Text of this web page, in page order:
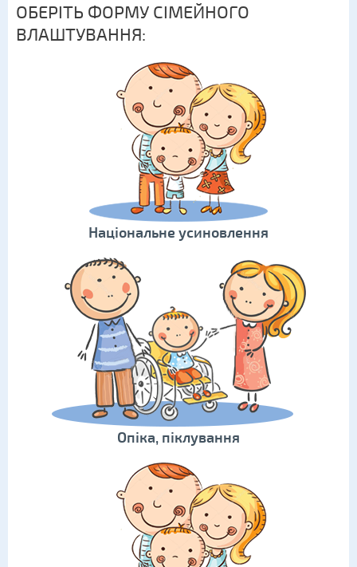
ОБЕРІТЬ ФОРМУ СІМЕЙНОГО
ВЛАШТУВАННЯ:
Національне усиновлення
Опіка, піклування